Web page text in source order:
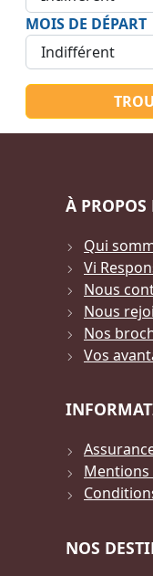
MOIS DE DÉPART
À PROPOS
Qui
Vi
Nous
Nous
Nos
Vos
Mentions
NOS